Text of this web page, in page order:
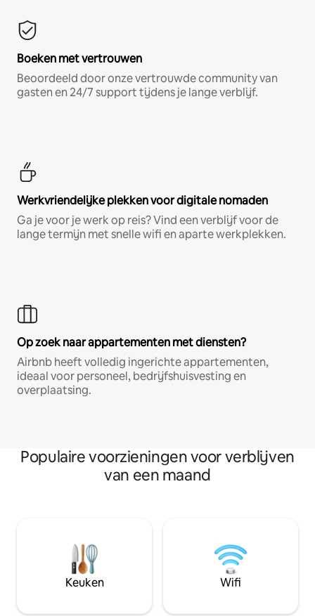
Boeken met vertrouwen
Beoordeeld door onze vertrouwde community van
gasten en 24/7 support tijdens je lange verblijf.
Werkvriendelijke plekken voor digitale nomaden
Ga je voor je werk op reis? Vind een verblijf voor de
lange termijn met snelle wifi en aparte werkplekken.
Op zoek naar appartementen met diensten?
Airbnb heeft volledig ingerichte appartementen,
ideaal voor personeel, bedrijfshuisvesting en
overplaatsing.
Populaire voorzieningen voor verblijven
van een maand
Keuken Wifi